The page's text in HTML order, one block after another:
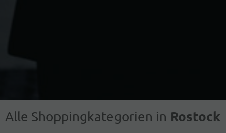
Alle Shoppingkategorien in Rostock